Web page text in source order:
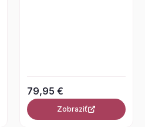
79,95 €
Zobraziť